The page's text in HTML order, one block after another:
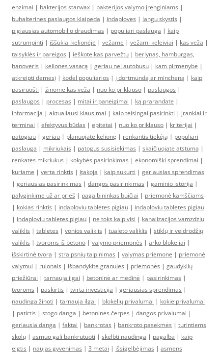
enzimai | bakterijos starwax | bakterijos valymo įrenginiams |
buhalterines paslaugos klaipeda | indaploves | langu skystis |
pigiausias automobilio draudimas | populiari paslauga | kaip
sutrumpinti | iššūkiai kelionėje | vežame | vežami keleiviai | kas veža |
taisyklės ir pareigos | ieškote kas parvežtų | berlynas, hamburgas,
hanoveris | kelionės vasarą | geriau nei autobusu | kam pirmenybė |
atkreipti dėmesį | kodėl populiarios | į dortmundą ar mincheną | kaip
pasiruošti | žinome kas veža | nuo ko priklauso | paslaugos |
paslaugos | procesas | mitai ir paneigimai | ką prarandate |
informacija | aktualiausi klausimai | kaip teisingai pasirinkti | įrankiai ir
terminai | efektyvus būdas | epitetai | nuo ko priklauso | kriterijai |
patogiau | geriau | planuojate kelionę | renkantis tiekėją | populiari
paslauga | mikriukais | patogus susisiekimas | skaičiuojate atstumą |
renkatės mikriukus | kokybės pasirinkimas | ekonomiški sprendimai |
kuriame | verta rinktis | įtakoja | kaip sukurti | geriausias sprendimas
| geriausias pasirinkimas | dangos pasirinkimas | gaminio istorija |
palyginkime už ar prieš | pagalbininkas buičiai | priemonė kamščiams
| kokias rinktis | indaploviu tabletes pigiau | indaploviu tabletes pigiau
| indaploviu tabletes pigiau | ne toks kaip visi | kanalizacijos vamzdziu
valiklis | tabletes | vonios valiklis | tualeto valiklis | stiklų ir veidrodžių
valiklis | tvoroms iš betono | valymo priemonės | arko blokeliai |
išskirtinė tvora | straipsnių talpinimas | valymas priemone | priemonė
valymui | rulonais | išbandykite granules | priemonės | gaudyklių
priežiūrai | tarnauja ilgai | betoninė ar medinė | pasirinkimas |
tvoroms | paskirtis | tvirta investicija | geriausias sprendimas |
naudinga žinoti | tarnauja ilgai | blokelių privalumai | kokie privalumai
| patirtis | stogo danga | betoninės čerpės | dangos privalumai |
geriausia danga | faktai | bankrotas | bankroto pasekmės | turintiems
skolų | asmuo gali bankrutuoti | skelbti naudinga | pagalba | kaip
elgtis | naujas gyvenimas | 3 metai | išsigelbėjimas | asmens